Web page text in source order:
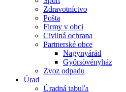
Zdravotníctvo
Pošta
Firmy v obci
Civilná ochrana
Partnerské obce
Nagynyárád
Győrsövényház
Zvoz odpadu
Úrad
Úradná tabuľa